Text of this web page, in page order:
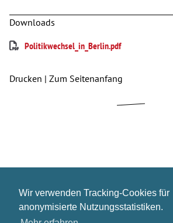
Wir verwenden Tracking-Cookies für
anonymisierte Nutzungsstatistiken.
Downloads
Politikwechsel_in_Berlin.pdf
Drucken | Zum Seitenanfang
Zur regulären Website wechseln